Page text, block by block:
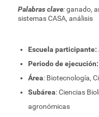
Palabras clave:ganado,
sistemas CASA, análisis
Escuela participante:
Periodo de ejecución:
Área: Biotecnología,
Subárea: Ciencias
agronómicas